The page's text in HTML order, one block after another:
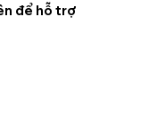
để hỗ trợ